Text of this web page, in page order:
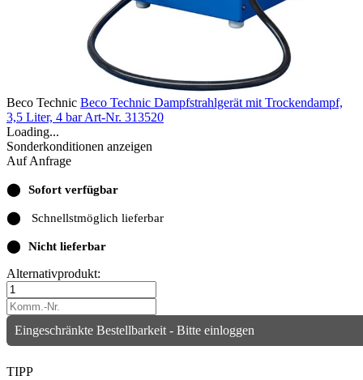
Beco Technic Beco Technic Dampfstrahlgerät mit Trockendampf,
3,5 Liter, 4 barArt-Nr. 313520
Loading...
Sonderkonditionen anzeigen
Auf Anfrage
⬤ Sofort verfügbar
⬤ Schnellstmöglich lieferbar
⬤ Nicht lieferbar
Alternativprodukt:
Eingeschränkte Bestellbarkeit - Bitte einloggen
TIPP